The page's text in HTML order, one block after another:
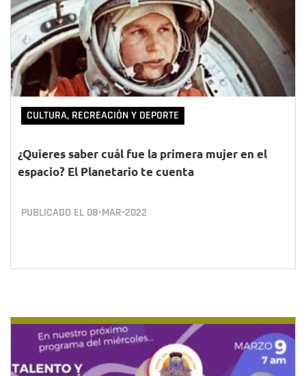
CULTURA, RECREACIÓN Y DEPORTE
¿Quieres saber cuál fue la primera mujer en el
espacio? El Planetario te cuenta
PUBLICADO EL 08•MAR•2022